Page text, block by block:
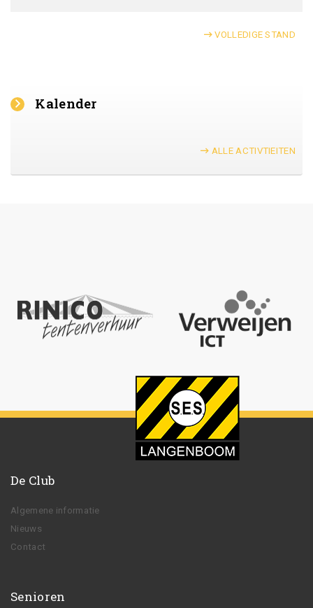
VOLLEDIGE STAND
Kalender
ALLE ACTIVTIEITEN
De Club
Algemene informatie
Nieuws
Contact
Senioren